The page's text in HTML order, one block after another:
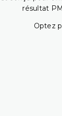
résultat
Optez